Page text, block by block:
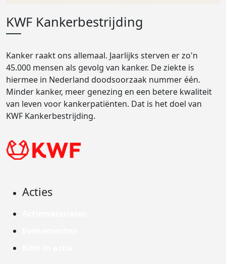
KWF Kankerbestrijding
Kanker raakt ons allemaal. Jaarlijks sterven er zo'n
45.000 mensen als gevolg van kanker. De ziekte is
hiermee in Nederland doodsoorzaak nummer één.
Minder kanker, meer genezing en een betere kwaliteit
van leven voor kankerpatiënten. Dat is het doel van
KWF Kankerbestrijding.
Acties